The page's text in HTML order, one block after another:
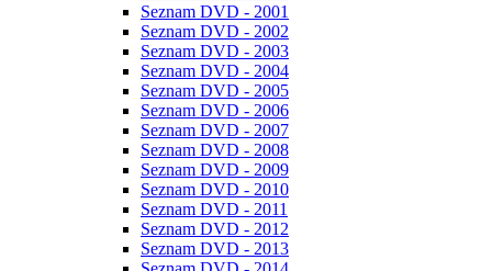
Seznam DVD - 2001
Seznam DVD - 2002
Seznam DVD - 2003
Seznam DVD - 2004
Seznam DVD - 2005
Seznam DVD - 2006
Seznam DVD - 2007
Seznam DVD - 2008
Seznam DVD - 2009
Seznam DVD - 2010
Seznam DVD - 2011
Seznam DVD - 2012
Seznam DVD - 2013